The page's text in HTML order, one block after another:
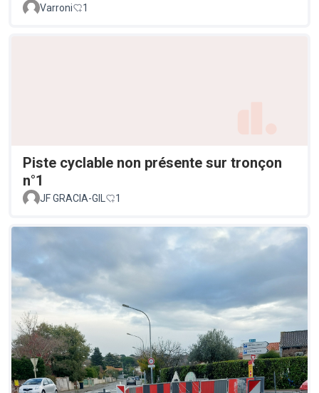
Varroni 1
Piste cyclable non présente sur tronçon
n°1
JF GRACIA-GIL 1